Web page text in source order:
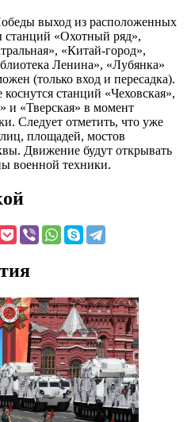
выход из расположенных
станций «Охотный ряд»,
«Китай-город»,
Ленина», «Лубянка»
(только вход и пересадка).
станций «Чеховская»,
и «Тверская» в момент
Следует отметить, что уже
площадей, мостов
Движение будут открывать
военной техники.